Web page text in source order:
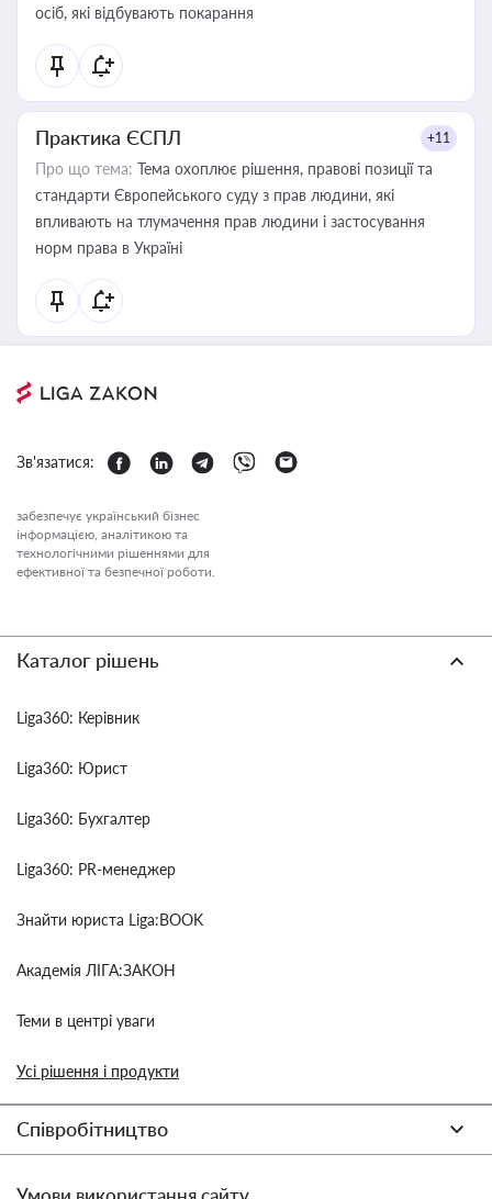
осіб, які відбувають покарання
Практика ЄСПЛ +11
Про що тема: Тема охоплює рішення, правові позиції та
стандарти Європейського суду з прав людини, які
впливають на тлумачення прав людини і застосування
норм права в Україні
Зв'язатися:
забезпечує український бізнес
інформацією, аналітикою та
технологічними рішеннями для
ефективної та безпечної роботи.
Каталог рішень
Liga360: Керівник
Liga360: Юрист
Liga360: Бухгалтер
Liga360: PR-менеджер
Знайти юриста Liga:BOOK
Академія ЛІГА:ЗАКОН
Теми в центрі уваги
Усі рішення і продукти
Співробітництво